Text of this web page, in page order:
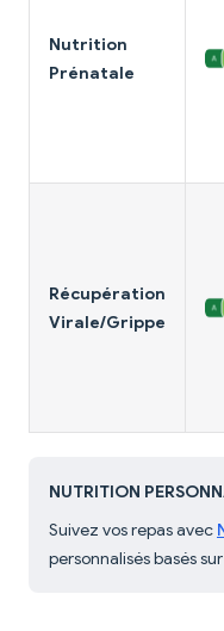
Nutrition
Prénatale
Récupération
Virale/Grippe
NUTRITION
Suivez vos repas avec
personnalisés basés